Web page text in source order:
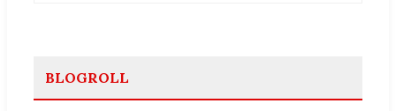
BLOGROLL